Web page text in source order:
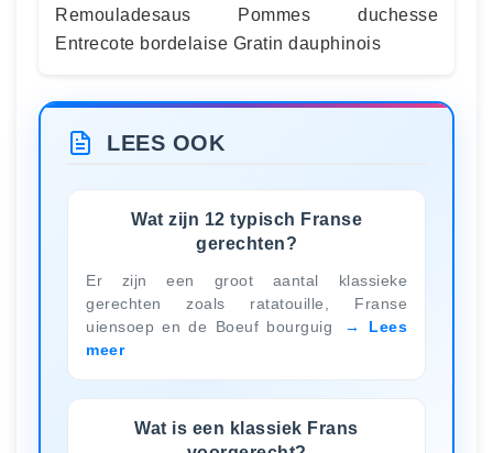
Remouladesaus Pommes duchesse
Entrecote bordelaise Gratin dauphinois
LEES OOK
Wat zijn 12 typisch Franse
gerechten?
Er zijn een groot aantal klassieke
gerechten zoals ratatouille, Franse
uiensoep en de Boeuf bourguig
Lees
meer
Wat is een klassiek Frans